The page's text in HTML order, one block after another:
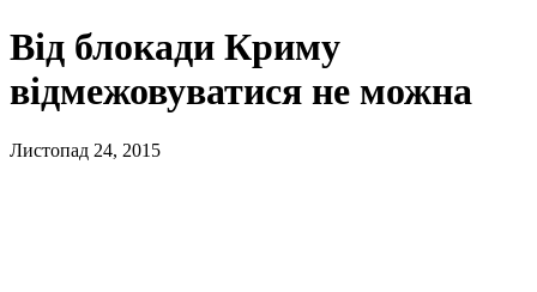
Від блокади Криму
відмежовуватися не можна
Листопад 24, 2015